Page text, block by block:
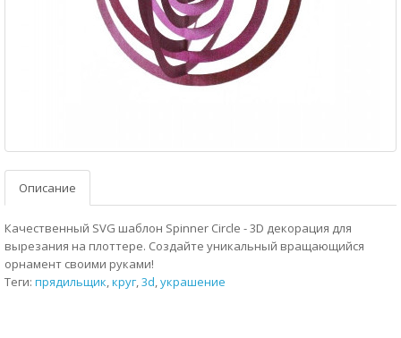
Описание
Качественный SVG шаблон Spinner Circle - 3D декорация для
вырезания на плоттере. Создайте уникальный вращающийся
орнамент своими руками!
Теги: прядильщик,круг,3d,украшение